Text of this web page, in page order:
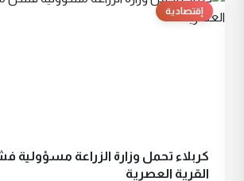
إقتصادية
كربلاء تحمل وزارة الزراعة
القرية العصرية